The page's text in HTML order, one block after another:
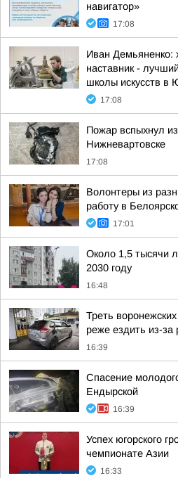
навигатор»
17:08
Иван Демьяненко:
наставник -
школы искусств в
17:08
Пожар вспыхнул
Нижневартовске
17:08
Волонтеры из
работу в
17:01
Около 1,5 тысячи
2030 году
16:48
Треть
реже ездить из-за
16:39
Спасение
Ендырской
16:39
Успех югорского
чемпионате Азии
16:33